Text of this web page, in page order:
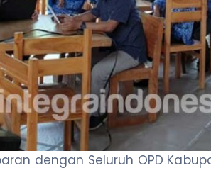
dengan Seluruh OPD